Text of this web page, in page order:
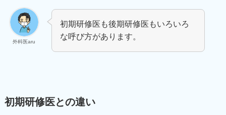
外科医aru
初期研修医も後期研修医もいろいろ
な呼び方があります。
初期研修医との違い